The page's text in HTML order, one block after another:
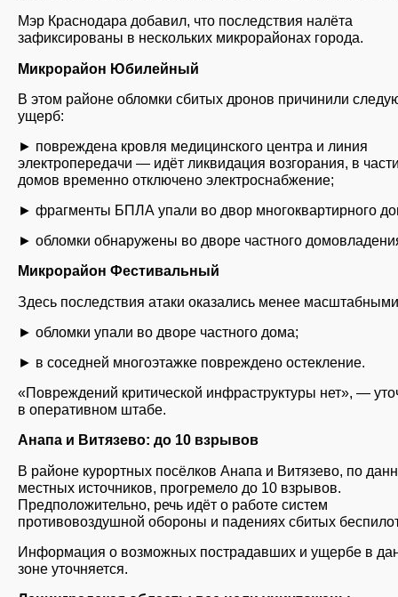
Мэр Краснодара добавил, что последствия налёта
зафиксированы в нескольких микрорайонах города.
Микрорайон Юбилейный
В этом районе обломки сбитых дронов причинили
ущерб:
► повреждена кровля медицинского центра и линия
электропередачи — идёт ликвидация возгорания, в
домов временно отключено электроснабжение;
► фрагменты БПЛА упали во двор многоквартирного
► обломки обнаружены во дворе частного
Микрорайон Фестивальный
Здесь последствия атаки оказались менее
► обломки упали во дворе частного дома;
► в соседней многоэтажке повреждено остекление.
«Повреждений критической инфраструктуры нет», —
в оперативном штабе.
Анапа и Витязево: до 10 взрывов
В районе курортных посёлков Анапа и Витязево, по
местных источников, прогремело до 10 взрывов.
Предположительно, речь идёт о работе систем
противовоздушной обороны и падениях сбитых
Информация о возможных пострадавших и ущербе в
зоне уточняется.